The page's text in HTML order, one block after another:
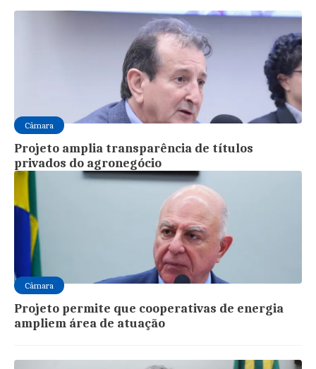
Câmara
Projeto amplia transparência de títulos
privados do agronegócio
Câmara
Projeto permite que cooperativas de energia
ampliem área de atuação